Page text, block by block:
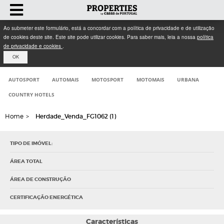
Ao submeter este formulário, está a concordar com a política de privacidade e de utilização
de cookies deste site. Este site pode utilizar cookies. Para saber mais, leia a nossa política
de privacidade e cookies .
OK
AUTOSPORT AUTOMAIS MOTOSPORT MOTOMAIS URBANA
COUNTRY HOTELS
Home > Herdade_Venda_FG1062 (1)
TIPO DE IMÓVEL:
ÁREA TOTAL
ÁREA DE CONSTRUÇÃO
CERTIFICAÇÃO ENERGÉTICA
Características